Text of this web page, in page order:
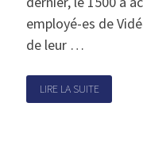
employé-es de
de leur …
LIRE LA SUITE